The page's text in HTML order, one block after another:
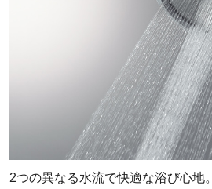
2つの異なる水流で快適な浴び心地。